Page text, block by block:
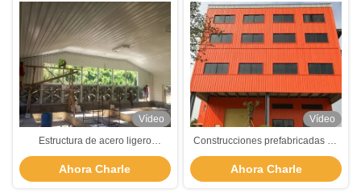
Vídeo
Estructura de acero ligero
prefabricada Casa de aves de
corral Cuadro de acero
galvanizado Coop de pollo
Ahora Charle
Vídeo
Construcciones prefabricadas de
acero de varios pisos Taller de
construcción Edificio de ladrillo y
acero
Ahora Charle